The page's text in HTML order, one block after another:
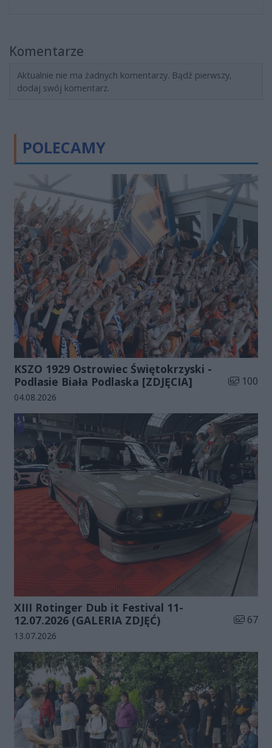
Komentarze
Aktualnie nie ma żadnych komentarzy. Bądź pierwszy,
dodaj swój komentarz.
POLECAMY
KSZO 1929 Ostrowiec Świętokrzyski -
Podlasie Biała Podlaska [ZDJĘCIA]
Liczba
100
Data dodania galerii:
04.08.2026
XIII Rotinger Dub it Festival 11-
12.07.2026 (GALERIA ZDJĘĆ)
Liczba
67
Data dodania galerii:
13.07.2026